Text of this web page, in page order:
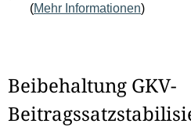
(Mehr Informationen)
Beibehaltung GKV-